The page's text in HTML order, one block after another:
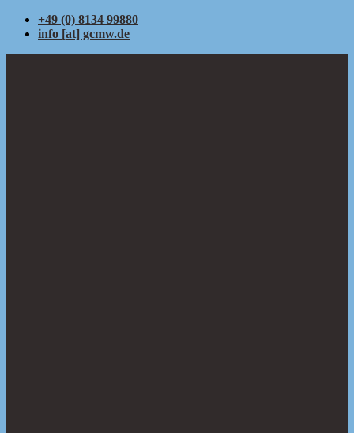
+49 (0) 8134 99880
info [at] gcmw.de